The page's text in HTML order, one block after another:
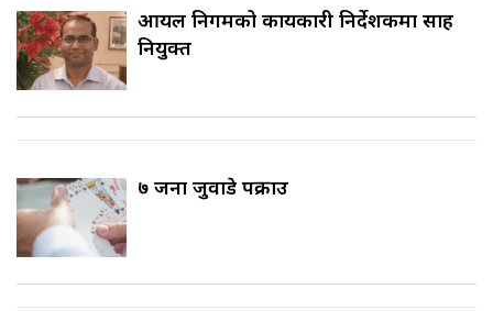
आयल निगमको कार्यकारी निर्देशकमा साह
नियुक्त
७ जना जुवाडे पक्राउ